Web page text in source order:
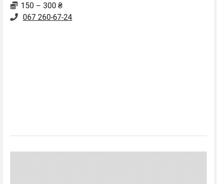
150 – 300 ₴
067 260-67-24